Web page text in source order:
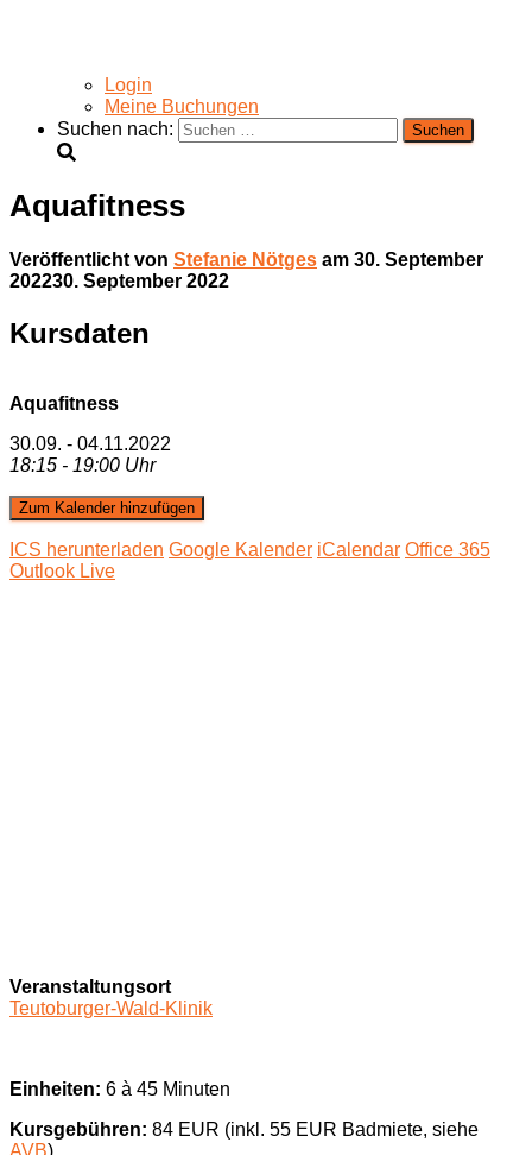
Login
Meine Buchungen
Suchen nach:
Aquafitness
Veröffentlicht von Stefanie Nötges am 30. September
202230. September 2022
Kursdaten
Aquafitness
30.09. - 04.11.2022
18:15 - 19:00 Uhr
Zum Kalender hinzufügen
ICS herunterladen Google Kalender iCalendar Office 365
Outlook Live
Veranstaltungsort
Teutoburger-Wald-Klinik
Einheiten: 6 à 45 Minuten
Kursgebühren: 84 EUR (inkl. 55 EUR Badmiete, siehe